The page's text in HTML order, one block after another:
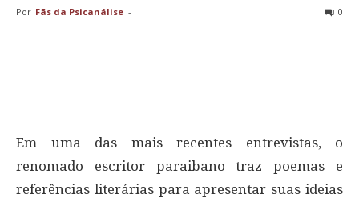
Por Fãs da Psicanálise - 0
Em uma das mais recentes entrevistas, o
renomado escritor paraibano traz poemas e
referências literárias para apresentar suas ideias